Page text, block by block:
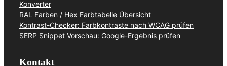
Konverter
RAL Farben / Hex Farbtabelle Übersicht
Kontrast-Checker: Farbkontraste nach WCAG prüfen
SERP Snippet Vorschau: Google-Ergebnis prüfen
Kontakt